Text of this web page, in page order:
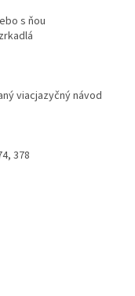
s ňou
viacjazyčný návod
378